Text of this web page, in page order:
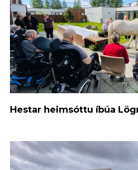
Hestar heimsóttu íbúa